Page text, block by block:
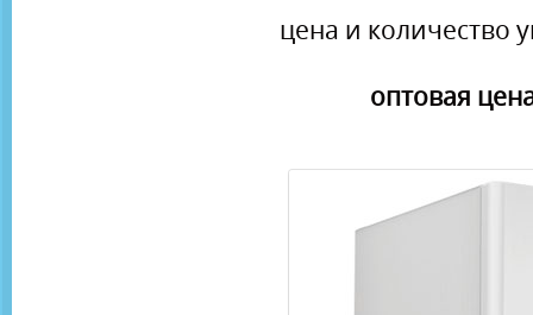
цена и количество
оптовая